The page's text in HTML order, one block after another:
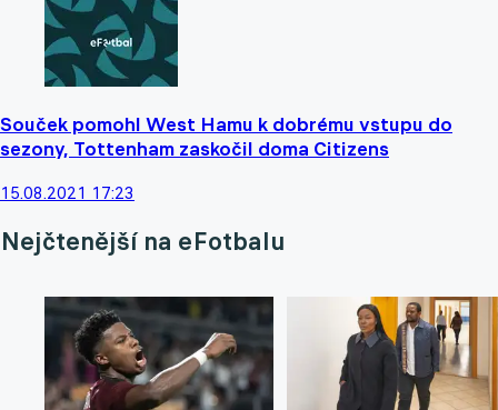
Souček pomohl West Hamu k dobrému vstupu do
sezony, Tottenham zaskočil doma Citizens
15.08.2021 17:23
Nejčtenější na eFotbalu